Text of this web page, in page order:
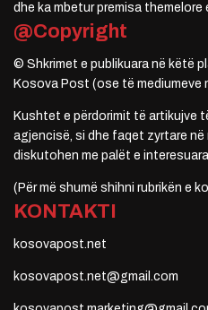
dhe ka mbetur premisa
@Copyright
© Shkrimet e publikuara në këtë
Kosova Post (ose të mediumeve
Kushtet e përdorimit të artikujve
agjencisë, si dhe faqet zyrtare
diskutohen me palët e
(Për më shumë shihni rubrikën e
KONTAKTI
kosovapost.net
kosovapost.net@gmail.com